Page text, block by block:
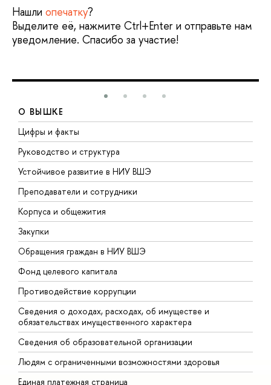
Нашли опечатку?
Выделите её, нажмите Ctrl+Enter и отправьте нам
уведомление. Спасибо за участие!
О ВЫШКЕ
Цифры и факты
Руководство и структура
Устойчивое развитие в НИУ ВШЭ
Преподаватели и сотрудники
Корпуса и общежития
Закупки
Обращения граждан в НИУ ВШЭ
Фонд целевого капитала
Противодействие коррупции
Сведения о доходах, расходах, об имуществе и
обязательствах имущественного характера
Сведения об образовательной организации
Людям с ограниченными возможностями здоровья
Единая платежная страница